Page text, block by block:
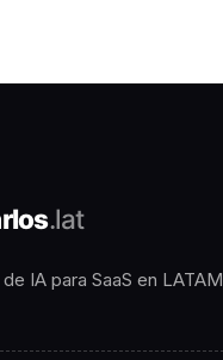
IA para SaaS en LATAM